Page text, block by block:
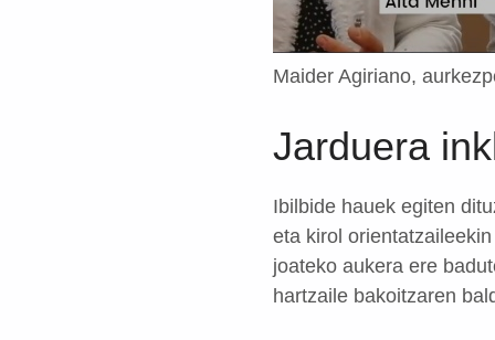
Maider Agiriano,
Jarduera
Ibilbide hauek egiten
eta kirol
joateko aukera ere
hartzaile bakoitzaren